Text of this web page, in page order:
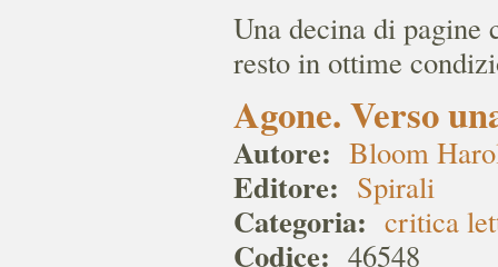
Una decina di pagine
resto in ottime
Agone. Verso
Autore: Bloom
Editore: Spirali
Categoria: critica
Codice: 46548